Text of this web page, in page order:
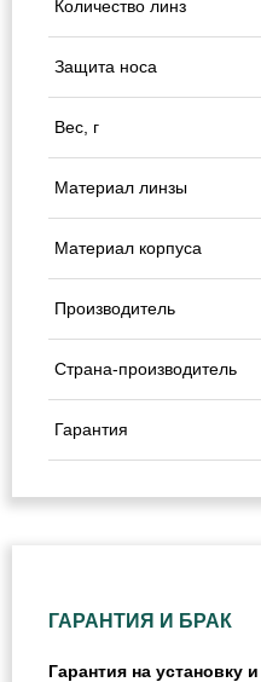
Количество линз
Защита носа
Вес, г
Материал линзы
Материал корпуса
Производитель
Страна-производитель
Гарантия
ГАРАНТИЯ И БРАК
Гарантия на установку